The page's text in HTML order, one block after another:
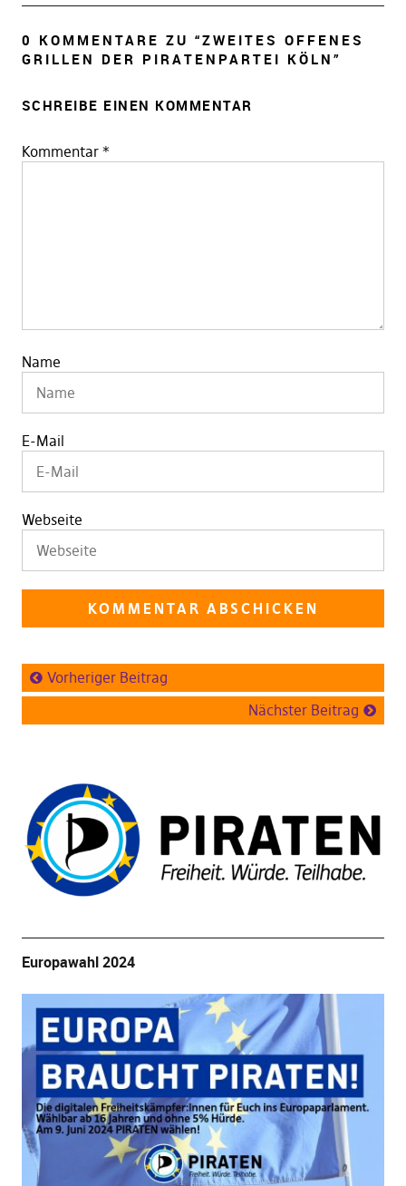
0 KOMMENTARE ZU “ZWEITES OFFENES
GRILLEN DER PIRATENPARTEI KÖLN ”
SCHREIBE EINEN KOMMENTAR
Kommentar *
Name
E-Mail
Webseite
Vorheriger Beitrag
Nächster Beitrag
Europawahl 2024